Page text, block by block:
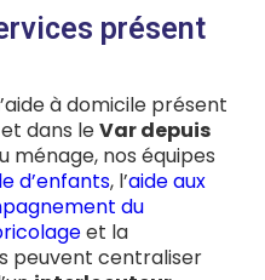
présent
à domicile présent
dans leVar depuis
ménage, nos équipes
d’enfants, l’aide aux
du
et la
peuvent centraliser